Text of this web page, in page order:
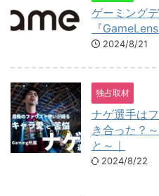
ゲーミング
『
2024/8/21
独占取材
ナゲ選手は
き合った？
と～｜
2024/8/22